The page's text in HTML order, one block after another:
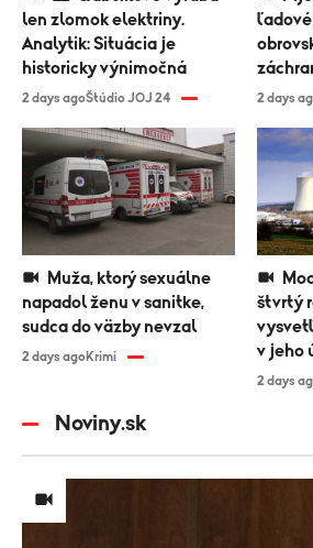
len zlomok elektriny.
Analytik: Situácia je
historicky výnimočná
2 days agoŠtúdio JOJ 24
ľadové
2 days
napadol ženu v sanitke,
sudca do väzby nevzal
2 days agoKrimi
štvrtý
v jeho
2 days
Noviny.sk